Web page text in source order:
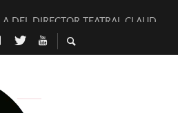
DEL DIRECTOR TEATRAL CLAUDIO
DE LA KATARSIS DEL TOMATAZO
[BITÁCORA 3.0] EN EXVITA